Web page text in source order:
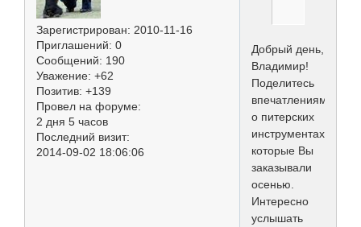
Зарегистрирован: 2010-11-16
Приглашений: 0
Сообщений: 190
Уважение: +62
Позитив: +139
Провел на форуме:
2 дня 5 часов
Последний визит:
2014-09-02 18:06:06
Добрый день,
Владимир!
Поделитесь
впечатлениями
о питерских
инструментах,
которые Вы
заказывали
осенью.
Интересно
услышать